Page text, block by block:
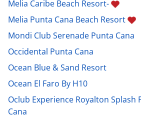
Melia Caribe Beach Resort-
Melia Punta Cana Beach Resort
Mondi Club Serenade Punta Cana
Occidental Punta Cana
Ocean Blue & Sand Resort
Ocean El Faro By H10
Oclub Experience Royalton Splash
Cana